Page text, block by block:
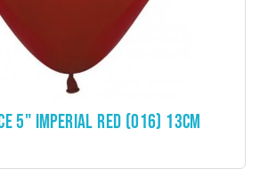
5" IMPERIAL RED (016) 13CM